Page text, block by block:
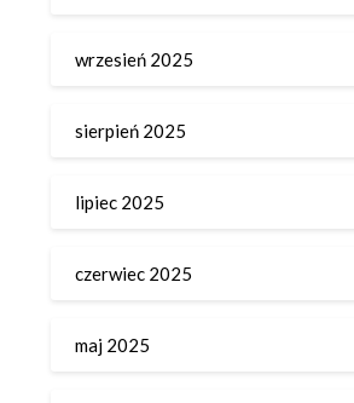
wrzesień 2025
sierpień 2025
lipiec 2025
czerwiec 2025
maj 2025